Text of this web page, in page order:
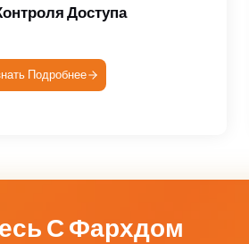
Доступа
Подробнее
С Фархдом